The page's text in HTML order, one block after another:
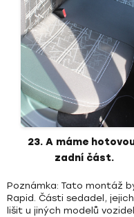
23. A máme
zadní část.
Poznámka: Tato montáž
Rapid. Části sedadel,
lišit u jiných modelů